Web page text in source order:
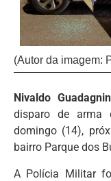
(Autor da imagem:
Nivaldo Guadagnin
disparo de arma
domingo (14),
bairro Parque dos
A Polícia Militar